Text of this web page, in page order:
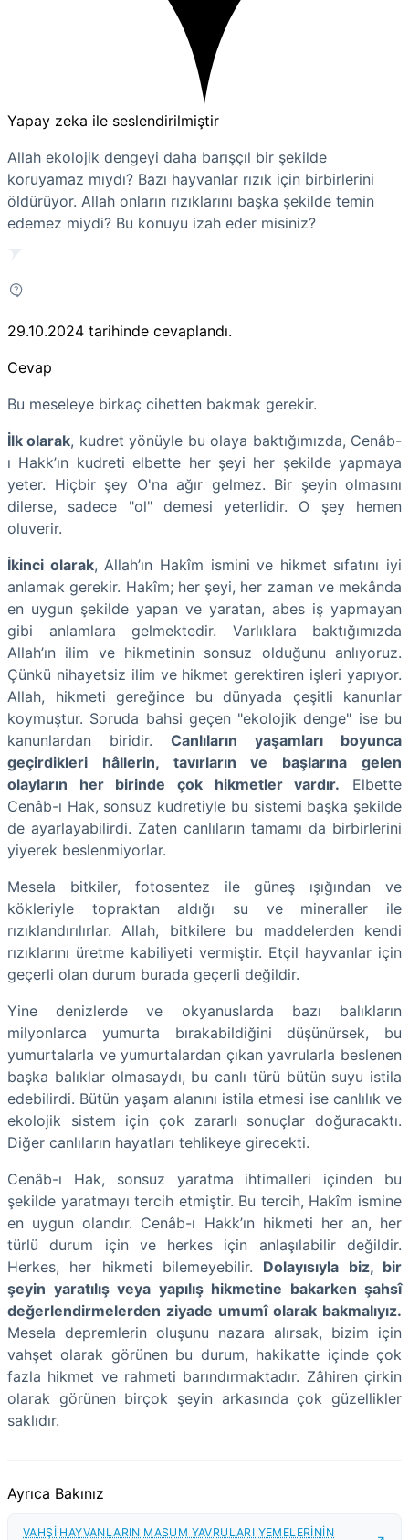
Yapay zeka ile seslendirilmiştir
Allah ekolojik dengeyi daha barışçıl bir şekilde
koruyamaz mıydı? Bazı hayvanlar rızık için birbirlerini
öldürüyor. Allah onların rızıklarını başka şekilde temin
edemez miydi? Bu konuyu izah eder misiniz?
29.10.2024 tarihinde cevaplandı.
Cevap
Bu meseleye birkaç cihetten bakmak gerekir.
İlk olarak, kudret yönüyle bu olaya baktığımızda, Cenâb-
ı Hakk’ın kudreti elbette her şeyi her şekilde yapmaya
yeter. Hiçbir şey O'na ağır gelmez. Bir şeyin olmasını
dilerse, sadece "ol" demesi yeterlidir. O şey hemen
oluverir.
İkinci olarak, Allah’ın Hakîm ismini ve hikmet sıfatını iyi
anlamak gerekir. Hakîm; her şeyi, her zaman ve mekânda
en uygun şekilde yapan ve yaratan, abes iş yapmayan
gibi anlamlara gelmektedir. Varlıklara baktığımızda
Allah’ın ilim ve hikmetinin sonsuz olduğunu anlıyoruz.
Çünkü nihayetsiz ilim ve hikmet gerektiren işleri yapıyor.
Allah, hikmeti gereğince bu dünyada çeşitli kanunlar
koymuştur. Soruda bahsi geçen "ekolojik denge" ise bu
kanunlardan biridir. Canlıların yaşamları boyunca
geçirdikleri hâllerin, tavırların ve başlarına gelen
olayların her birinde çok hikmetler vardır. Elbette
Cenâb-ı Hak, sonsuz kudretiyle bu sistemi başka şekilde
de ayarlayabilirdi. Zaten canlıların tamamı da birbirlerini
yiyerek beslenmiyorlar.
Mesela bitkiler, fotosentez ile güneş ışığından ve
kökleriyle topraktan aldığı su ve mineraller ile
rızıklandırılırlar. Allah, bitkilere bu maddelerden kendi
rızıklarını üretme kabiliyeti vermiştir. Etçil hayvanlar için
geçerli olan durum burada geçerli değildir.
Yine denizlerde ve okyanuslarda bazı balıkların
milyonlarca yumurta bırakabildiğini düşünürsek, bu
yumurtalarla ve yumurtalardan çıkan yavrularla beslenen
başka balıklar olmasaydı, bu canlı türü bütün suyu istila
edebilirdi. Bütün yaşam alanını istila etmesi ise canlılık ve
ekolojik sistem için çok zararlı sonuçlar doğuracaktı.
Diğer canlıların hayatları tehlikeye girecekti.
Cenâb-ı Hak, sonsuz yaratma ihtimalleri içinden bu
şekilde yaratmayı tercih etmiştir. Bu tercih, Hakîm ismine
en uygun olandır. Cenâb-ı Hakk’ın hikmeti her an, her
türlü durum için ve herkes için anlaşılabilir değildir.
Herkes, her hikmeti bilemeyebilir. Dolayısıyla biz, bir
şeyin yaratılış veya yapılış hikmetine bakarken şahsî
değerlendirmelerden ziyade umumî olarak bakmalıyız.
Mesela depremlerin oluşunu nazara alırsak, bizim için
vahşet olarak görünen bu durum, hakikatte içinde çok
fazla hikmet ve rahmeti barındırmaktadır. Zâhiren çirkin
olarak görünen birçok şeyin arkasında çok güzellikler
saklıdır.
Ayrıca Bakınız
VAHŞİ HAYVANLARIN MASUM YAVRULARI YEMELERİNİN